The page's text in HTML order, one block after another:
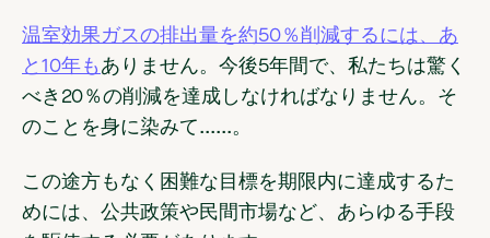
温室効果ガスの排出量を約50％削減するには、あ
と10年も ありません。今後5年間で、私たちは驚く
べき20％の削減を達成しなければなりません。そ
のことを身に染みて......。
この途方もなく困難な目標を期限内に達成するた
めには、公共政策や民間市場など、あらゆる手段